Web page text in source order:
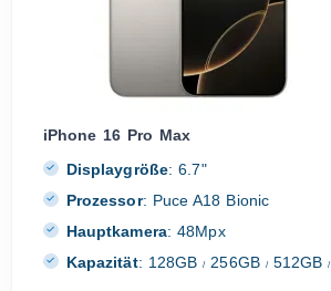
iPhone 16 Pro Max
Displaygröße: 6.7"
Prozessor: Puce A18 Bionic
Hauptkamera: 48Mpx
Kapazität: 128GB/ 256GB /512GB/